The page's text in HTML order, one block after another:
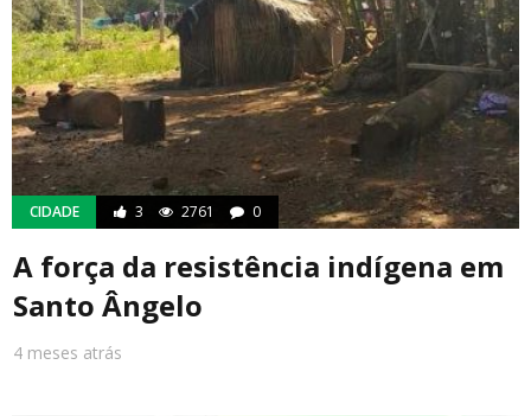
CIDADE 3 2761 0
A força da resistência indígena em
Santo Ângelo
4 meses atrás